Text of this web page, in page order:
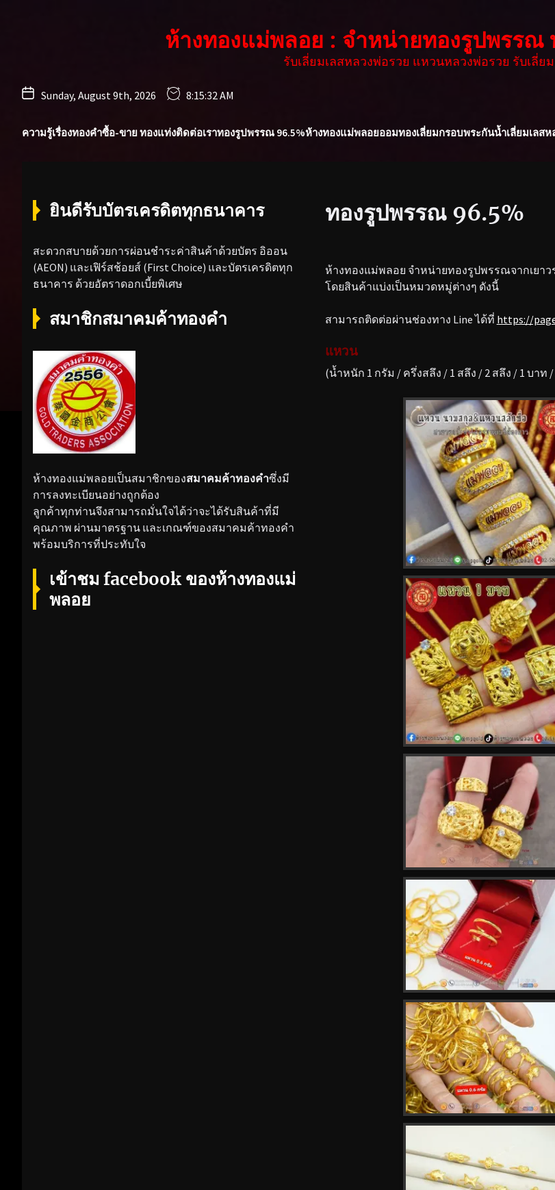
ห้างทองแม่พลอย : จำหน่ายทองรูปพรรณ
รับเลี่ยมเลสหลวงพ่อรวย แหวนหลวงพ่อรวย รับเลี่ย
Sunday, August 9th, 2026 8:15:33 AM
ความรู้เรื่องทองคำซื้อ-ขาย ทองแท่งติดต่อเราทองรูปพรรณ 96.5%ห้างทองแม่พลอยออมทองเลี่ยมกรอบพระกันน้ำเลี่ยมเลส
ทองรูปพรรณ 96.5%
ห้างทองแม่พลอย จำหน่ายทองรูปพรรณจากเยาว
โดยสินค้าแบ่งเป็นหมวดหมู่ต่างๆ ดังนี้
สามารถติดต่อผ่านช่องทาง Line ได้ที่ https://
แหวน
(น้ำหนัก 1 กรัม / ครึ่งสลึง / 1 สลึง / 2 สลึง / 1 บาท
ยินดีรับบัตรเครดิตทุกธนาคาร
สะดวกสบายด้วยการผ่อนชำระค่าสินค้าด้วยบัตร อิออน
(AEON) และเฟิร์สช้อยส์ (First Choice) และบัตรเครดิตทุก
ธนาคาร ด้วยอัตราดอกเบี้ยพิเศษ
สมาชิกสมาคมค้าทองคำ
ห้างทองแม่พลอยเป็นสมาชิกของสมาคมค้าทองคำซึ่งมี
การลงทะเบียนอย่างถูกต้อง
ลูกค้าทุกท่านจึงสามารถมั่นใจได้ว่าจะได้รับสินค้าที่มี
คุณภาพ ผ่านมาตรฐาน และเกณฑ์ของสมาคมค้าทองคำ
พร้อมบริการที่ประทับใจ
เข้าชม facebook ของห้างทองแม่
พลอย